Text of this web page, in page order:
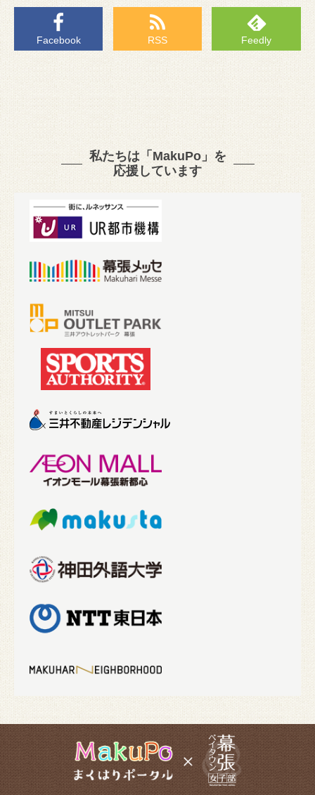
Facebook RSS Feedly
私たちは「MakuPo」を
応援しています